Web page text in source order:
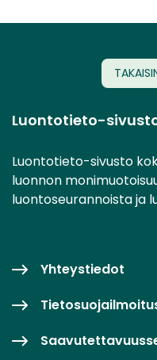
Luontotieto-
Luontotieto-sivusto
luonnon
luontoseurannoista ja
Yhteystiedot